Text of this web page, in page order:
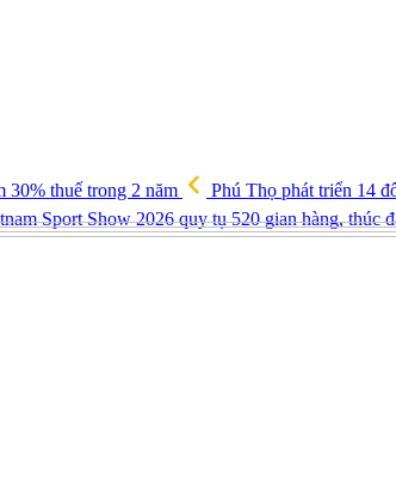
30% thuế trong 2 năm
Phú Thọ phát triển 14
Sport Show 2026 quy tụ 520 gian hàng, thúc